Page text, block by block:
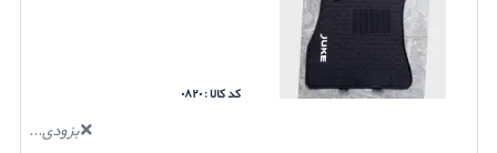
کد کالا : ۰۸۲۰
بزودی...